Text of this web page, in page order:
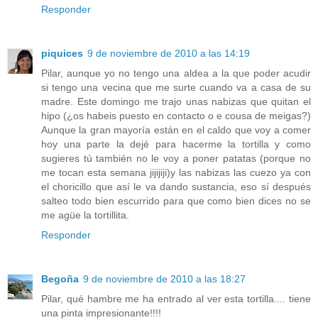
Responder
piquices 9 de noviembre de 2010 a las 14:19
Pilar, aunque yo no tengo una aldea a la que poder acudir
si tengo una vecina que me surte cuando va a casa de su
madre. Este domingo me trajo unas nabizas que quitan el
hipo (¿os habeis puesto en contacto o e cousa de meigas?)
Aunque la gran mayoría están en el caldo que voy a comer
hoy una parte la dejé para hacerme la tortilla y como
sugieres tú también no le voy a poner patatas (porque no
me tocan esta semana jijijiji)y las nabizas las cuezo ya con
el choricillo que así le va dando sustancia, eso sí después
salteo todo bien escurrido para que como bien dices no se
me agüe la tortillita.
Responder
Begoña 9 de noviembre de 2010 a las 18:27
Pilar, qué hambre me ha entrado al ver esta tortilla.... tiene
una pinta impresionante!!!!